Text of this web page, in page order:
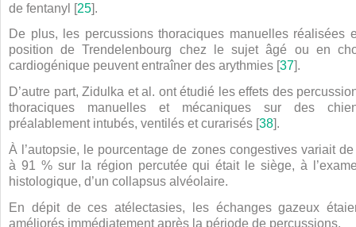
de fentanyl [25].
De plus, les percussions thoraciques manuelles réalisées
position de Trendelenbourg chez le sujet âgé ou en
cardiogénique peuvent entraîner des arythmies [37].
D’autre part, Zidulka et al. ont étudié les effets des
thoraciques manuelles et mécaniques sur des
préalablement intubés, ventilés et curarisés [38].
À l’autopsie, le pourcentage de zones congestives variait
à 91 % sur la région percutée qui était le siège, à
histologique, d’un collapsus alvéolaire.
En dépit de ces atélectasies, les échanges gazeux
améliorés immédiatement après la période de percussions.